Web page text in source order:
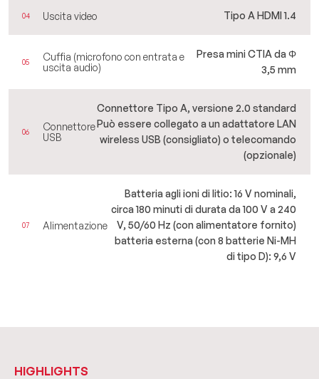
04 Uscita video Tipo A HDMI 1.4
05
Cuffia (microfono con entrata e
uscita audio)
Presa mini CTIA da Φ
3,5 mm
06
Connettore
USB
Connettore Tipo A, versione 2.0 standard
Può essere collegato a un adattatore LAN
wireless USB (consigliato) o telecomando
(opzionale)
07 Alimentazione
Batteria agli ioni di litio: 16 V nominali,
circa 180 minuti di durata da 100 V a 240
V, 50/60 Hz (con alimentatore fornito)
batteria esterna (con 8 batterie Ni-MH
di tipo D): 9,6 V
HIGHLIGHTS